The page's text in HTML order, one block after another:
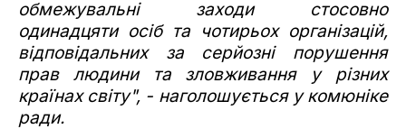
обмежувальні заходи стосовно
одинадцяти осіб та чотирьох організацій,
відповідальних за серйозні порушення
прав людини та зловживання у різних
країнах світу", - наголошується у комюніке
ради.